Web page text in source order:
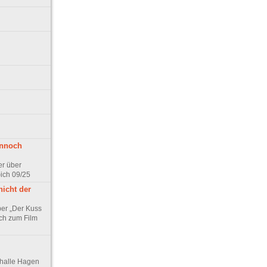
über
09/25
der
„Der Kuss
zum Film
Hagen